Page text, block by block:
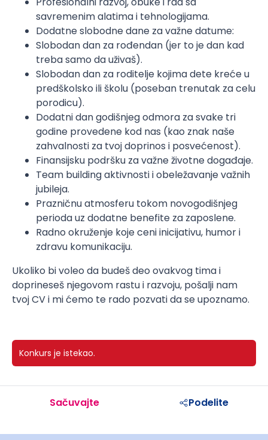
savremenim alatima i tehnologijama.
Dodatne slobodne dane za važne datume:
Slobodan dan za rođendan (jer to je dan kad
treba samo da uživaš).
Slobodan dan za roditelje kojima dete kreće u
predškolsko ili školu (poseban trenutak za celu
porodicu).
Dodatni dan godišnjeg odmora za svake tri
godine provedene kod nas (kao znak naše
zahvalnosti za tvoj doprinos i posvećenost).
Finansijsku podršku za važne životne događaje.
Team building aktivnosti i obeležavanje važnih
jubileja.
Prazničnu atmosferu tokom novogodišnjeg
perioda uz dodatne benefite za zaposlene.
Radno okruženje koje ceni inicijativu, humor i
zdravu komunikaciju.
Ukoliko bi voleo da budeš deo ovakvog tima i
doprineseš njegovom rastu i razvoju, pošalji nam
tvoj CV i mi ćemo te rado pozvati da se upoznamo.
Konkurs je istekao.
Sačuvajte Podelite